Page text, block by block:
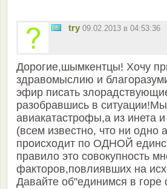
try 09.02.2013 в 04:53:36
Дорогие,шымкентцы! Хочу
здравомыслию и
эфир писать
разобравшись в
авиакатастрофы,а из инета
(всем известно, что ни одно
происходит по ОДНОЙ
правило это совокупность
факторов,повлиявших на
Давайте об"единимся в горе